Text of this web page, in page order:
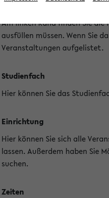
die für Sie interessant sind.
Am linken Rand finden Sie die
ausfüllen müssen. Wenn Sie
Veranstaltungen aufgelistet.
Studienfach
Hier können Sie das
Einrichtung
Hier können Sie sich alle
lassen. Außerdem haben Sie
suchen.
Zeiten